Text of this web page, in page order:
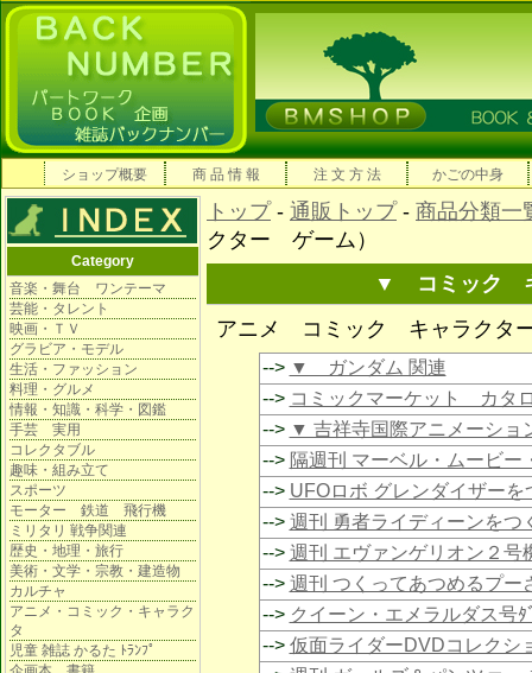
ショップ概要 商 品 情 報 注 文 方 法 かごの中身
Category
音楽・舞台 ワンテーマ
芸能・タレント
映画・ＴＶ
グラビア・モデル
生活・ファッション
料理・グルメ
情報・知識・科学・図鑑
手芸 実用
コレクタブル
趣味・組み立て
スポーツ
モーター 鉄道 飛行機
ミリタリ 戦争関連
歴史・地理・旅行
美術・文学・宗教・建造物
カルチャ
アニメ・コミック・キャラク
タ
児童 雑誌 かるた ﾄﾗﾝﾌﾟ
トップ- 通販トップ- 商品分類一
クター ゲーム）
▼ コミック
アニメ コミック キャラク
--> ▼ ガンダム 関連
--> コミックマーケット カタ
--> ▼ 吉祥寺国際アニメーショ
--> 隔週刊 マーベル・ムービー
--> UFOロボ グレンダイザーを
--> 週刊 勇者ライディーンをつ
--> 週刊 エヴァンゲリオン２号
--> 週刊 つくってあつめるプー
--> クイーン・エメラルダス号ﾀ
--> 仮面ライダーDVDコレクシ